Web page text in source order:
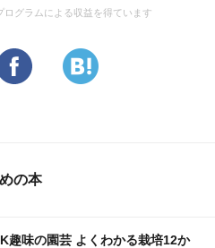
グラムによる収益を得ています
の本
趣味の園芸 よくわかる栽培12か